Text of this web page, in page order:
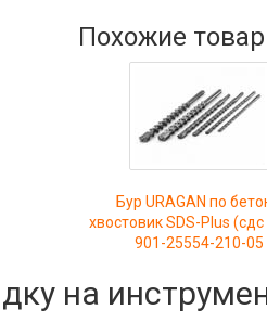
Похожие
Бур URAGAN по
хвостовик SDS-Plus
901-25554-210-05
на